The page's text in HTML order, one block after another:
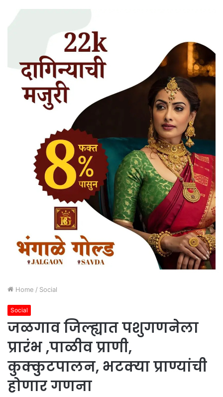
Home / Social
Social
जळगाव जिल्ह्यात पशुगणनेला
प्रारंभ ,पाळीव प्राणी,
कुक्कुटपालन, भटक्या प्राण्यांची
होणार गणना